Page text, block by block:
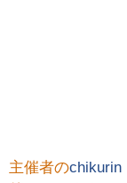
主催者のchikurin